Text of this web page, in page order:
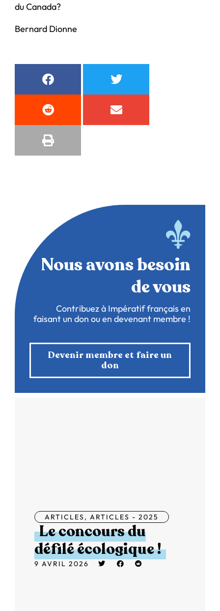
du Canada?
Bernard Dionne
Nous avons besoin
de vous
Contribuez à Impératif français en
faisant un don ou en devenant membre !
Devenir membre et faire un
don
ARTICLES, ARTICLES - 2025
Le concours du
défilé écologique !
9 AVRIL 2026